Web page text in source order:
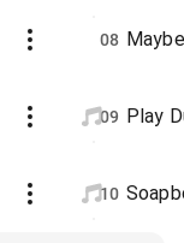
08
09 Play
10